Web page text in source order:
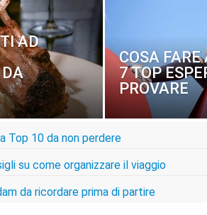
AD
COSA
7 TOP
PROVARE
Top 10 da non perdere
su come organizzare il viaggio
da ricordare prima di partire